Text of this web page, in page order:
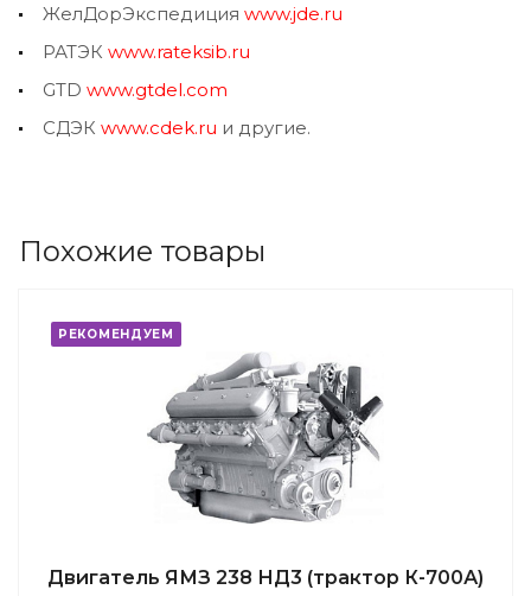
ЖелДорЭкспедиция www.jde.ru
РАТЭК www.rateksib.ru
GTD www.gtdel.com
СДЭК www.cdek.ru и другие.
Похожие товары
РЕКОМЕНДУЕМ
Двигатель ЯМЗ 238 НД3 (трактор К-700А)